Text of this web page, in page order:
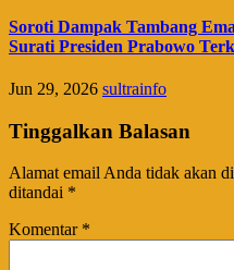
​Soroti Dampak Tambang
Surati Presiden Prabowo
Jun 29, 2026 sultrainfo
Tinggalkan Balasan
Alamat email Anda tidak akan
ditandai *
Komentar *